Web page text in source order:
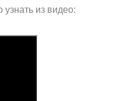
узнать из видео: